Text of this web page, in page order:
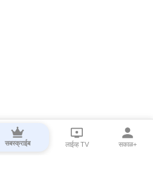
सबस्क्राईब लाईव्ह TV सकाळ+